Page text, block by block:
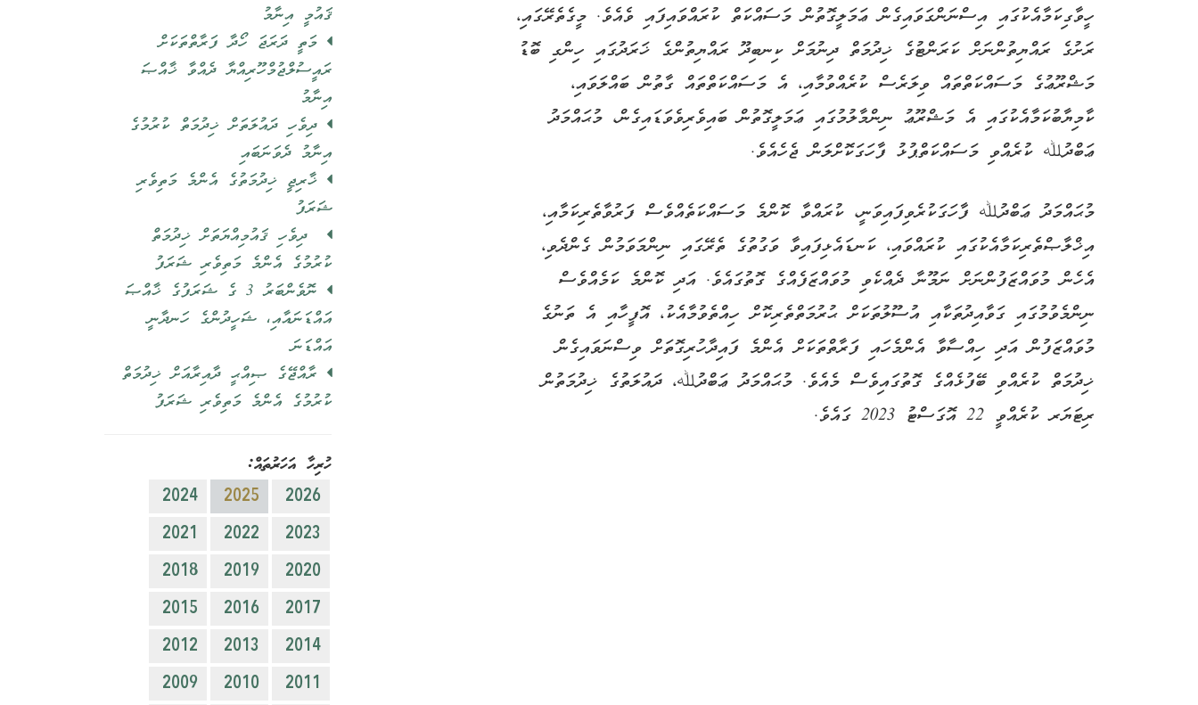
ހީވާގިކަމާއެކުގައި އިސްނަންގަވައިގެން ޢަމަލީގޮތުން މަސައްކަތް ކުރައްވައިފައި ވެއެވެ. މީގެތެރޭގައި،
ރަށުގެ ރައްޔިތުންނަށް ކަރަންޓުގެ ޚިދުމަތް ދިނުމަށް ކިނބިދޫ ރައްޔިތުންގެ ޚަރަދުގައި ހިންގި ބޮޑު
މަޝްރޫޢުގެ މަސައްކަތްތައް ވިލަރެސް ކުރެއްވުމާއި، އެ މަސައްކަތްތައް ގާތުން ބައްލަވައި،
ކާމިޔާބުކަމާއެކުގައި އެ މަޝްރޫޢު ނިންމާލުމުގައި ޢަމަލީގޮތުން ބައިވެރިވެވަޑައިގެން، މުޙައްމަދު
ޢަބްދުﷲ ކުރެއްވި މަސައްކަތްޕުޅު ފާހަގަކޮށްލަން ޖެހެއެވެ.
މުޙައްމަދު ޢަބްދުﷲ ފާހަގަކުރެވިފައިވަނީ، ކުރައްވާ ކޮންމެ މަސައްކަތެއްވެސް ފަރުވާތެރިކަމާއި،
އިޚްލާޞްތެރިކަމާއެކުގައި ކުރައްވައި، ކަނޑައެޅިފައިވާ ވަގުތުގެ ތެރޭގައި ނިންމަވަމުން ގެންދެވި،
އެހެން މުވައްޒަފުންނަށް ނަމޫނާ ދެއްކެވި މުވައްޒަފެއްގެ ގޮތުގައެވެ. އަދި ކޮންމެ ކަމެއްވެސް
ނިންމެވުމުގައި ގަވާއިދުތަކާއި އުސޫލުތަކަށް ޙުރުމަތްތެރިކޮށް ހިއްތެވުމާއެކު، އޮފީހާއި އެ ތަނުގެ
މުވައްޒަފުން އަދި ހިއްސާވާ އެންމެހައި ފަރާތްތަކަށް އެންމެ ފައިދާހުރިގޮތަށް ވިސްނަވައިގެން
ޚިދުމަތް ކުރެއްވި ބޭފުޅެއްގެ ގޮތުގައިވެސް މެއެވެ. މުޙައްމަދު ޢަބްދުﷲ، ދައުލަތުގެ ޚިދުމަތުން
ރިޓަޔަރ ކުރެއްވީ 22 އޮގަސްޓު 2023 ގައެވެ.
ޤައުމީ އިނާމު
މަތީ ދަރަޖަ ހޯދާ ފަރާތްތަކަށް
ރައީސުލްޖުމްހޫރިއްޔާ ދެއްވާ ޚާއްޞަ
އިނާމު
ދިވެހި ދައުލަތަށް ޚިދުމަތް ކުރުމުގެ
އިނާމު ދެވަނަބައި
ޚާރިޖީ ޚިދުމަތުގެ އެންމެ މަތިވެރި
ޝަރަފު
ދިވެހި ޤައުމިއްޔަތަށް ޚިދުމަތް
ކުރުމުގެ އެންމެ މަތިވެރި ޝަރަފު
ނޮވެންބަރު 3 ގެ ޝަރަފުގެ ޚާއްޞަ
އައްޑަނައާއި، ޝަހީދުންގެ ހަނދާނީ
އައްޑަނަ
ރާއްޖޭގެ ޞިއްޙީ ދާއިރާއަށް ޚިދުމަތް
ކުރުމުގެ އެންމެ މަތިވެރި ޝަރަފު
ހުރިހާ އަހަރުތައް:
2026
2025
2024
2023
2022
2021
2020
2019
2018
2017
2016
2015
2014
2013
2012
2011
2010
2009